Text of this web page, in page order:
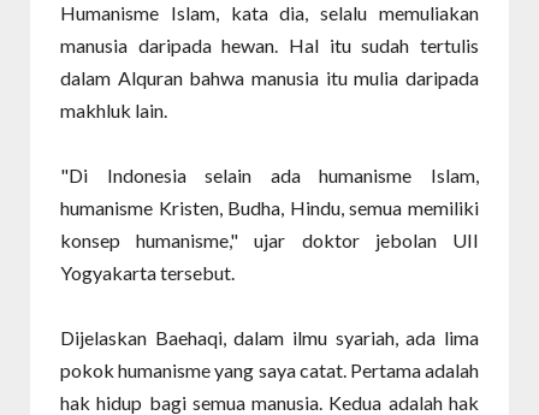
Humanisme Islam, kata dia, selalu memuliakan
manusia daripada hewan. Hal itu sudah tertulis
dalam Alquran bahwa manusia itu mulia daripada
makhluk lain.
"Di Indonesia selain ada humanisme Islam,
humanisme Kristen, Budha, Hindu, semua memiliki
konsep humanisme," ujar doktor jebolan UII
Yogyakarta tersebut.
Dijelaskan Baehaqi, dalam ilmu syariah, ada lima
pokok humanisme yang saya catat. Pertama adalah
hak hidup bagi semua manusia. Kedua adalah hak